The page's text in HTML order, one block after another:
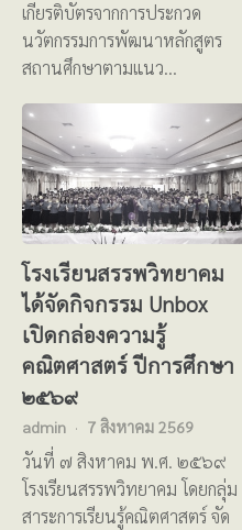
เกียรติบัตรจากการประกวด
นวัตกรรมการพัฒนาหลักสูตร
สถานศึกษาตามแนว…
โรงเรียนสรรพวิทยาคม
ได้จัดกิจกรรม Unbox
เปิดกล่องความรู้
คณิตศาสตร์ ปีการศึกษา
๒๕๖๙
admin 7 สิงหาคม 2569
วันที่ ๗ สิงหาคม พ.ศ. ๒๕๖๙
โรงเรียนสรรพวิทยาคม โดยกลุ่ม
สาระการเรียนรู้คณิตศาสตร์ จัด